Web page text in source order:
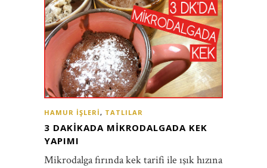
HAMUR İŞLERI, TATLILAR
3 DAKIKADA MIKRODALGADA KEK
YAPIMI
Mikrodalga fırında kek tarifi ile ışık hızına